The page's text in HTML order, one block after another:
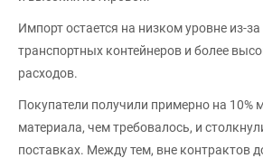
Импорт остается на низком уровне из-за
транспортных контейнеров и более
расходов.
Покупатели получили примерно на 10%
материала, чем требовалось, и
поставках. Между тем, вне контрактов